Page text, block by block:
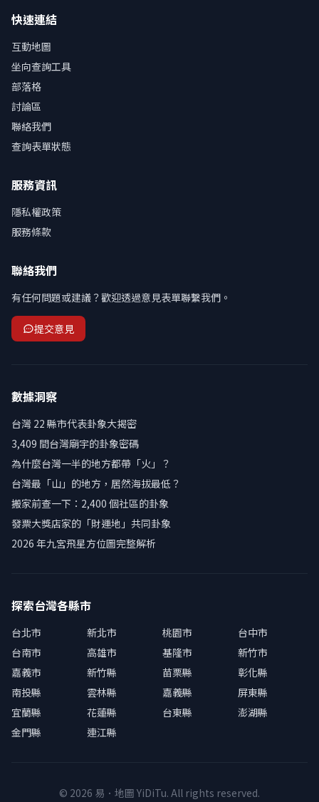
快速連結
互動地圖
坐向查詢工具
部落格
討論區
聯絡我們
查詢表單狀態
服務資訊
隱私權政策
服務條款
聯絡我們
有任何問題或建議？歡迎透過意見表單聯繫我們。
提交意見
數據洞察
台灣 22 縣市代表卦象大揭密
3,409 間台灣廟宇的卦象密碼
為什麼台灣一半的地方都帶「火」？
台灣最「山」的地方，居然海拔最低？
搬家前查一下：2,400 個社區的卦象
發票大獎店家的「財運地」共同卦象
2026 年九宮飛星方位圖完整解析
探索台灣各縣市
台北市 新北市 桃園市
台中市
台南市
高雄市 基隆市
新竹市
嘉義市
新竹縣 苗栗縣
彰化縣
南投縣
雲林縣 嘉義縣
屏東縣
宜蘭縣
花蓮縣 台東縣
澎湖縣
金門縣
連江縣
© 2026 易．地圖 YiDiTu. All rights reserved.